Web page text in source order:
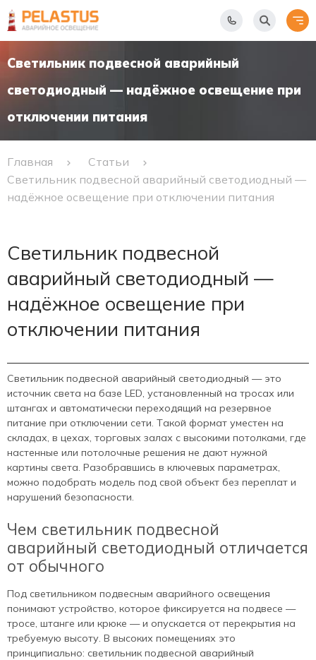
Светильник подвесной аварийный
светодиодный — надёжное освещение при
отключении питания
Главная
Статьи
Светильник подвесной аварийный светодиодный —
надёжное освещение при отключении питания
Светильник подвесной
аварийный светодиодный —
надёжное освещение при
отключении питания
Светильник подвесной аварийный светодиодный — это
источник света на базе LED, установленный на тросах или
штангах и автоматически переходящий на резервное
питание при отключении сети. Такой формат уместен на
складах, в цехах, торговых залах с высокими потолками, где
настенные или потолочные решения не дают нужной
картины света. Разобравшись в ключевых параметрах,
можно подобрать модель под свой объект без переплат и
нарушений безопасности.
Чем светильник подвесной
аварийный светодиодный отличается
от обычного
Под светильником подвесным аварийного освещения
понимают устройство, которое фиксируется на подвесе —
тросе, штанге или крюке — и опускается от перекрытия на
требуемую высоту. В высоких помещениях это
принципиально: светильник подвесной аварийный